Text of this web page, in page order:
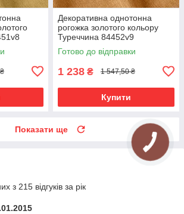
Декоративна однотонна
рогожка золотого кольору
Туреччина 84452v9
Готово до відправки
1 238 ₴ 1 547,50 ₴
Купити
Показати ще
з 215 відгуків за рік